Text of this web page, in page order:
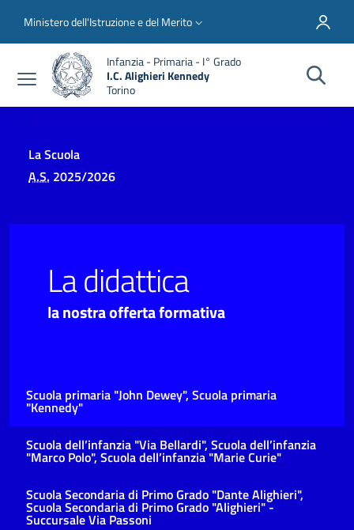
Slim top
Ministero dell'Istruzione e del Merito
Infanzia - Primaria - I° Grado
I.C. Alighieri Kennedy
Torino
La Scuola
A.S. 2025/2026
La didattica
la nostra offerta formativa
Scuola primaria "John Dewey", Scuola primaria
"Kennedy"
Scuola dell’infanzia "Via Bellardi", Scuola dell’infanzia
"Marco Polo", Scuola dell’infanzia "Marie Curie"
Scuola Secondaria di Primo Grado "Dante Alighieri",
Scuola Secondaria di Primo Grado "Alighieri" -
Succursale Via Passoni